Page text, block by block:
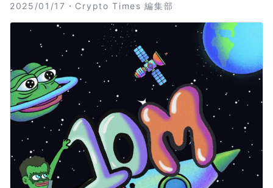
2025/01/17・ Crypto Times 編集部